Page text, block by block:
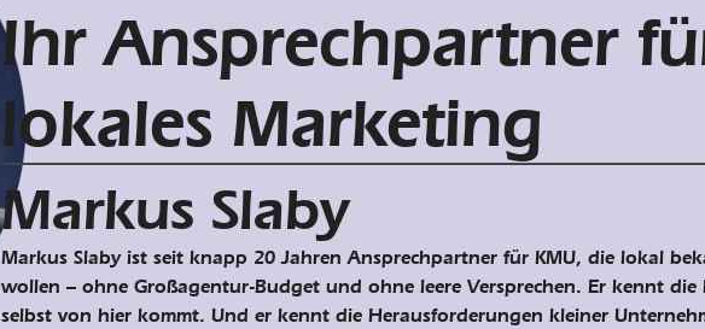
Ihr Ansprechpartner
lokales Marketing
Markus Slaby
Markus Slaby ist seit knapp 20 Jahren Ansprechpartner für KMU, die lokal
wollen – ohne Großagentur-Budget und ohne leere Versprechen. Er kennt die
selbst von hier kommt. Und er kennt die Herausforderungen kleiner